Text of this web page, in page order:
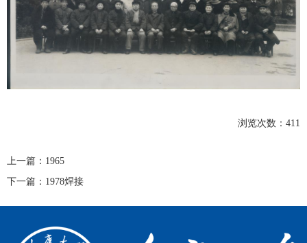
浏览次数： 411
上一篇： 1965
下一篇： 1978焊接